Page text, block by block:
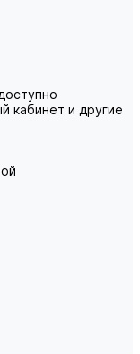
кабинет и другие